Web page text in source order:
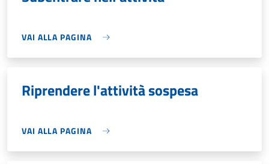
VAI ALLA PAGINA
Riprendere l'attività sospesa
VAI ALLA PAGINA